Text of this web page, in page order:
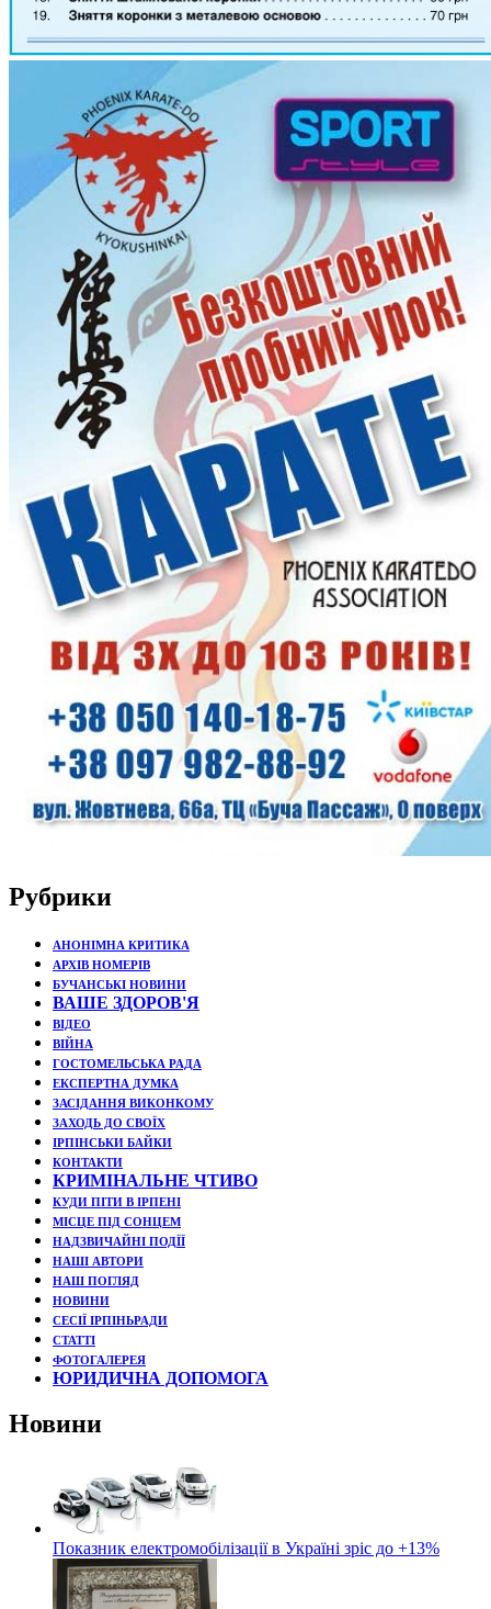
Рубрики
АНОНІМНА КРИТИКА
АРХІВ НОМЕРІВ
БУЧАНСЬКІ НОВИНИ
ВАШЕ ЗДОРОВ'Я
ВІДЕО
ВІЙНА
ГОСТОМЕЛЬСЬКА РАДА
ЕКСПЕРТНА ДУМКА
ЗАСІДАННЯ ВИКОНКОМУ
ЗАХОДЬ ДО СВОЇХ
ІРПІНСЬКИ БАЙКИ
КОНТАКТИ
КРИМІНАЛЬНЕ ЧТИВО
КУДИ ПІТИ В ІРПЕНІ
МІСЦЕ ПІД СОНЦЕМ
НАДЗВИЧАЙНІ ПОДЇЇ
НАШІ АВТОРИ
НАШ ПОГЛЯД
НОВИНИ
СЕСІЇ ІРПІНЬРАДИ
СТАТТІ
ФОТОГАЛЕРЕЯ
ЮРИДИЧНА ДОПОМОГА
Новини
Показник електромобілізації в Україні зріс до +13%